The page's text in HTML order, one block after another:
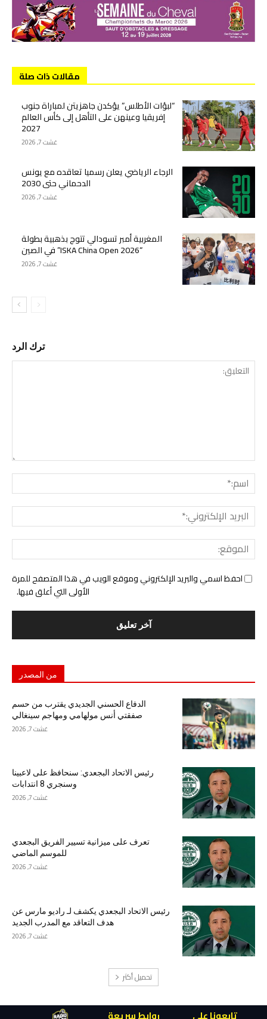
مقالات ذات صلة
“لبؤات الأطلس” يؤكدن جاهزيتن لمباراة جنوب
إفريقيا وعينهن على التأهل إلى كأس العالم
2027
غشت 7, 2026
الرجاء الرياضي يعلن رسميا تعاقده مع يونس
الدحماني حتى 2030
غشت 7, 2026
المغربية أمبر تسودالي تتوج بذهبية بطولة
“ISKA China Open 2026” في الصين
غشت 7, 2026
ترك الرد
احفظ اسمي والبريد الإلكتروني وموقع الويب في هذا المتصفح للمرة
الأولى التي أعلق فيها.
من المصدر
الدفاع الحسني الجديدي يقترب من حسم
صفقتي أنس مولهامي ومهاجم سينغالي
غشت 7, 2026
رئيس الاتحاد البجعدي: سنحافظ على لاعبينا
وسنجري 8 انتدابات
غشت 7, 2026
تعرف على ميزانية تسيير الفريق البجعدي
للموسم الماضي
غشت 7, 2026
رئيس الاتحاد البجعدي يكشف لـ راديو مارس عن
هدف التعاقد مع المدرب الجديد
غشت 7, 2026
تحميل أكثر